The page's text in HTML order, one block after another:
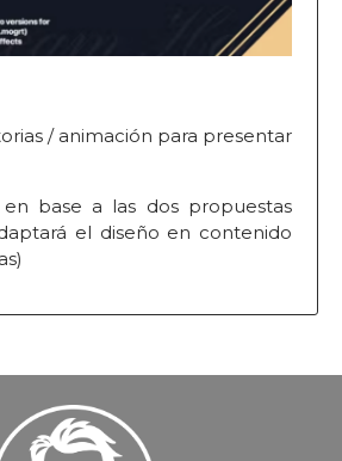
/ animación para presentar
en base a las dos propuestas
el diseño en contenido